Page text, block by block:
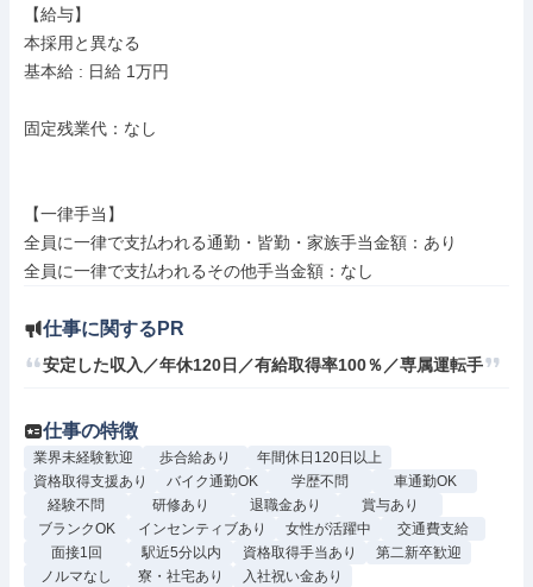
【給与】
本採用と異なる
基本給 : 日給 1万円
固定残業代：なし
【一律手当】
全員に一律で支払われる通勤・皆勤・家族手当金額：あり
仕事に関するPR
安定した収入／年休120日／有給取得率100％／専属運転手
仕事の特徴
業界未経験歓迎 歩合給あり
年間休日120日以上
資格取得支援あり
バイク通勤OK 学歴不問
車通勤OK
経験不問
研修あり 退職金あり
賞与あり
ブランクOK
インセンティブあり 女性が活躍中
交通費支給
面接1回
駅近5分以内 資格取得手当あり
第二新卒歓迎
ノルマなし
寮・社宅あり 入社祝い金あり